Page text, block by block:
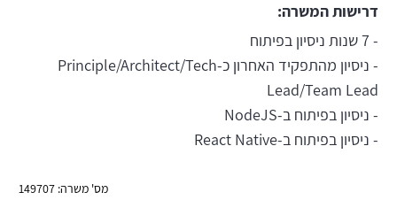
דרישות המשרה:
- 7 שנות ניסיון בפיתוח
- ניסיון מהתפקיד האחרון כ-Principle/Architect/Tech
Lead/Team Lead
- ניסיון בפיתוח ב-NodeJS
- ניסיון בפיתוח ב-React Native
מס' משרה: 149707